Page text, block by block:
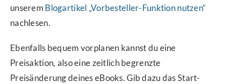
unserem Blogartikel „Vorbesteller-Funktion nutzen“
nachlesen.
Ebenfalls bequem vorplanen kannst du eine
Preisaktion, also eine zeitlich begrenzte
Preisänderung deines eBooks. Gib dazu das Start-